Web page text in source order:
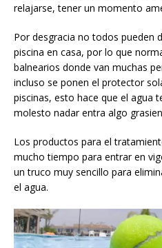
relajarse, tener un momento
Por desgracia no todos pueden
piscina en casa, por lo que
balnearios donde van muchas
incluso se ponen el protector
piscinas, esto hace que el agua
molesto nadar entra algo
Los productos para el
mucho tiempo para entrar en
un truco muy sencillo para
el agua.